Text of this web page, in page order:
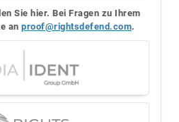
Sie hier. Bei Fragen zu Ihrem
an proof@rightsdefend.com.